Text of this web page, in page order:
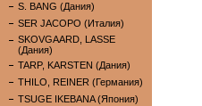
S. BANG (Дания)
SER JACOPO (Италия)
SKOVGAARD, LASSE
(Дания)
TARP, KARSTEN (Дания)
THILO, REINER (Германия)
TSUGE IKEBANA (Япония)